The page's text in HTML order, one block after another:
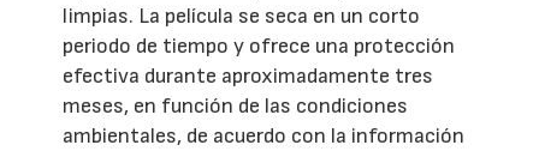
limpias. La película se seca en un corto
periodo de tiempo y ofrece una protección
efectiva durante aproximadamente tres
meses, en función de las condiciones
ambientales, de acuerdo con la información